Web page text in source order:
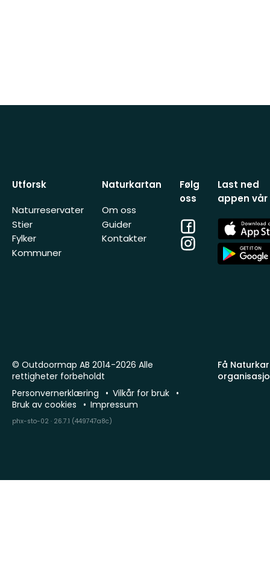
Utforsk
Naturreservater
Stier
Fylker
Kommuner
Naturkartan
Om oss
Guider
Kontakter
Følg
oss
Facebook
Instagram
Last ned
appen vår
App
Store
App
Store
Få
© Outdoormap AB 2014-2026 Alle
rettigheter forbeholdt
Personvernerklæring
Vilkår for bruk
Bruk av cookies
Impressum
phx-sto-02 · 26.7.1 (449747a8c)